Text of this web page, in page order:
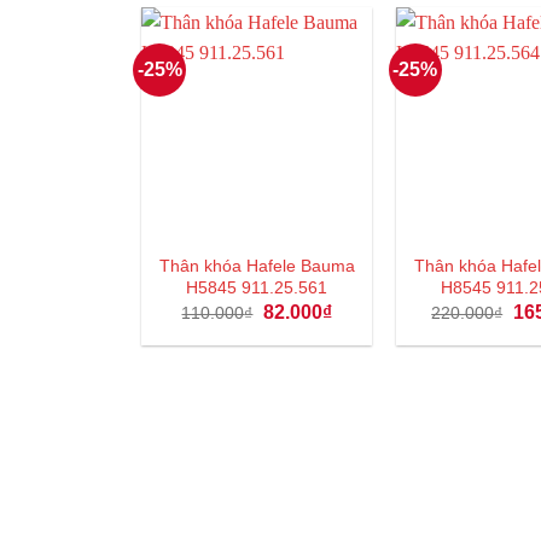
75.000₫.
-25%
Thân khóa Hafele Bauma
H5845 911.25.561
110.000₫ Giá
là:
82.000₫Giá
tại
-25%
Thân khóa
H8545
220.000₫
Giá
là: